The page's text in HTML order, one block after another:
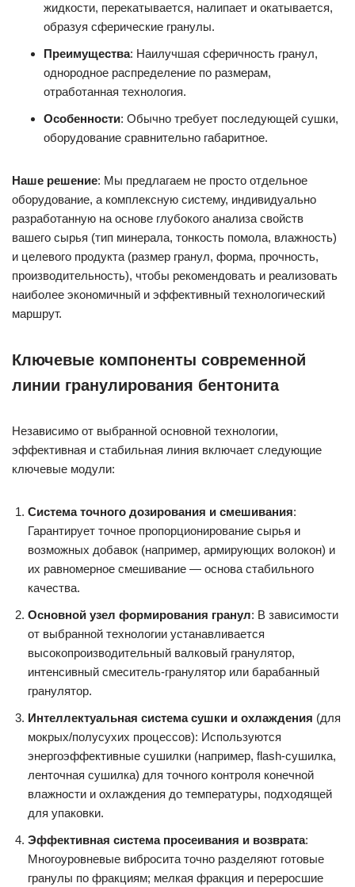
жидкости, перекатывается, налипает и окатывается,
образуя сферические гранулы.
Преимущества: Наилучшая сферичность гранул,
однородное распределение по размерам,
отработанная технология.
Особенности: Обычно требует последующей сушки,
оборудование сравнительно габаритное.
Наше решение: Мы предлагаем не просто отдельное
оборудование, а комплексную систему, индивидуально
разработанную на основе глубокого анализа свойств
вашего сырья (тип минерала, тонкость помола, влажность)
и целевого продукта (размер гранул, форма, прочность,
производительность), чтобы рекомендовать и реализовать
наиболее экономичный и эффективный технологический
маршрут.
Ключевые компоненты современной
линии гранулирования бентонита
Независимо от выбранной основной технологии,
эффективная и стабильная линия включает следующие
ключевые модули:
Система точного дозирования и смешивания:
Гарантирует точное пропорционирование сырья и
возможных добавок (например, армирующих волокон) и
их равномерное смешивание — основа стабильного
качества.
Основной узел формирования гранул: В зависимости
от выбранной технологии устанавливается
высокопроизводительный валковый гранулятор,
интенсивный смеситель-гранулятор или барабанный
гранулятор.
Интеллектуальная система сушки и охлаждения (для
мокрых/полусухих процессов): Используются
энергоэффективные сушилки (например, flash-сушилка,
ленточная сушилка) для точного контроля конечной
влажности и охлаждения до температуры, подходящей
для упаковки.
Эффективная система просеивания и возврата:
Многоуровневые вибросита точно разделяют готовые
гранулы по фракциям; мелкая фракция и переросшие